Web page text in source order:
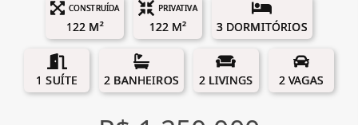
CONSTRUÍDA
122 M²
PRIVATIVA
122 M² 3 DORMITÓRIOS
1 SUÍTE 2 BANHEIROS 2 LIVINGS 2 VAGAS